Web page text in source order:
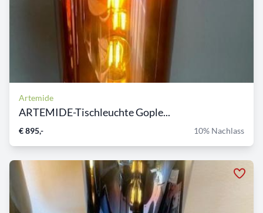
Artemide
ARTEMIDE-Tischleuchte Gople...
€ 895,- 10% Nachlass